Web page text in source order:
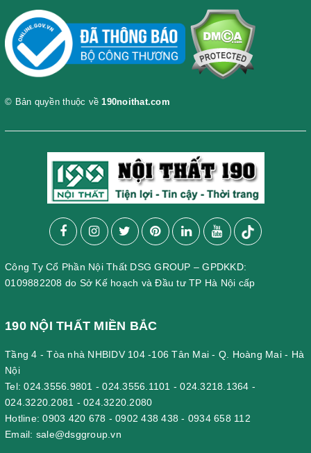
© Bản quyền thuộc về 190noithat.com
Công Ty Cổ Phần Nội Thất DSG GROUP – GPDKKD:
0109882208 do Sở Kế hoạch và Đầu tư TP Hà Nội cấp
190 NỘI THẤT MIỀN BẮC
Tầng 4 - Tòa nhà NHBIDV 104 -106 Tân Mai - Q. Hoàng Mai - Hà
Nội
Tel:024.3556.9801 -024.3556.1101 -024.3218.1364 -
024.3220.2081 - 024.3220.2080
Hotline:0903 420 678 - 0902 438 438 - 0934 658 112
Email: sale@dsggroup.vn